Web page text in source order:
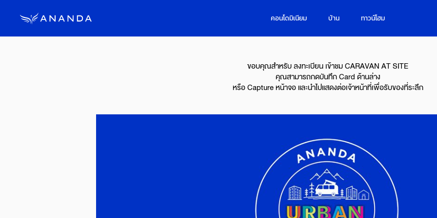
คอนโดมิเนียม บ้าน ทาวน์โฮม
ขอบคุณสำหรับ ลงทะเบียน เข้าชม CARAVAN AT SITE
คุณสามารถกดบันทึก Card ด้านล่าง
หรือ Capture หน้าจอ และนำไปแสดงต่อเจ้าหน้าที่เพื่อรับของที่ระลึก